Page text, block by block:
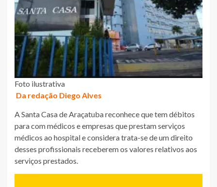
Foto ilustrativa
Da redação Diego Alves
A Santa Casa de Araçatuba reconhece que tem débitos
para com médicos e empresas que prestam serviços
médicos ao hospital e considera trata-se de um direito
desses profissionais receberem os valores relativos aos
serviços prestados.